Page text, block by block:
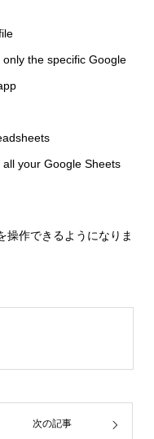
the specific Google
your Google Sheets
操作できるようになりま
次の記事